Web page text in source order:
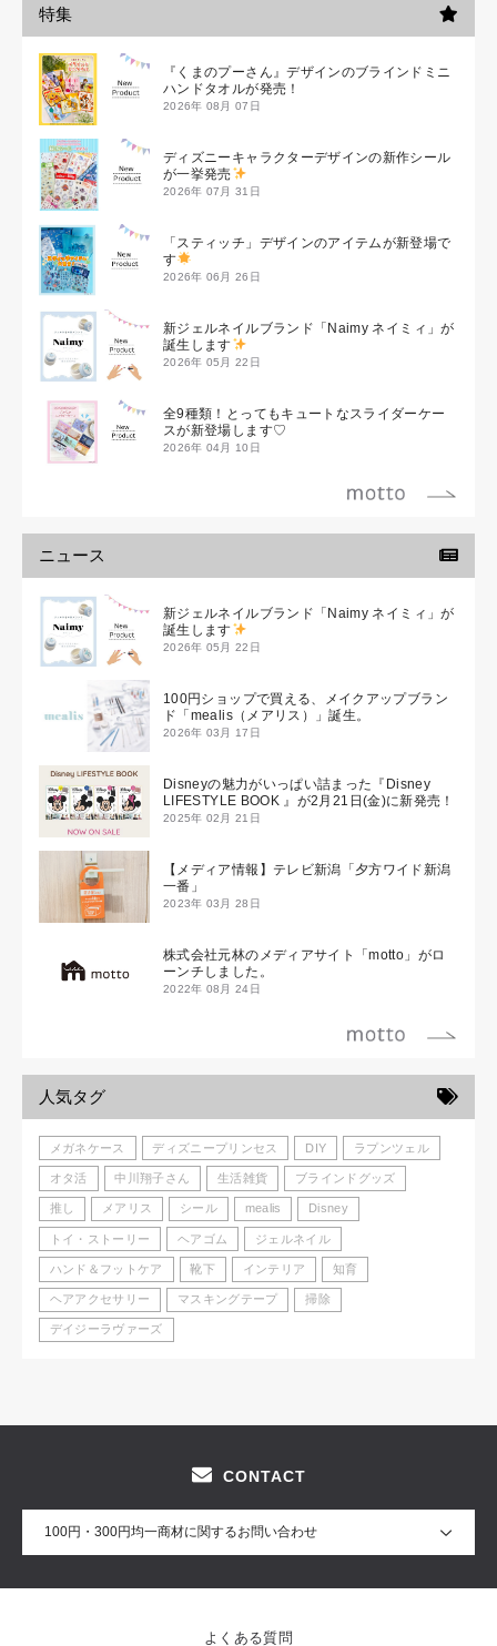
特集
『くまのプーさん』デザインのブラインドミニ
ハンドタオルが発売！
2026年 08月 07日
ディズニーキャラクターデザインの新作シール
が一挙発売
2026年 07月 31日
「スティッチ」デザインのアイテムが新登場で
す
2026年 06月 26日
新ジェルネイルブランド「Naimy ネイミィ」が
誕生します
2026年 05月 22日
全9種類！とってもキュートなスライダーケー
スが新登場します♡
2026年 04月 10日
ニュース
新ジェルネイルブランド「Naimy ネイミィ」が
誕生します
2026年 05月 22日
100円ショップで買える、メイクアップブラン
ド「mealis（メアリス）」誕生。
2026年 03月 17日
Disneyの魅力がいっぱい詰まった『Disney
LIFESTYLE BOOK 』が2月21日(金)に新発売！
2025年 02月 21日
【メディア情報】テレビ新潟「夕方ワイド新潟
一番」
2023年 03月 28日
株式会社元林のメディアサイト「motto」がロ
ーンチしました。
2022年 08月 24日
人気タグ
メガネケース ディズニープリンセス DIY ラプンツェル
オタ活 中川翔子さん 生活雑貨 ブラインドグッズ
推し メアリス シール mealis Disney
トイ・ストーリー ヘアゴム ジェルネイル
ハンド＆フットケア 靴下 インテリア 知育
ヘアアクセサリー マスキングテープ 掃除
デイジーラヴァーズ
CONTACT
100円・300円均一商材に関するお問い合わせ
よくある質問